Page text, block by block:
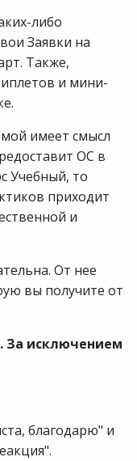
либо
Заявки на
Также,
и мини-
имеет смысл
ОС в
Учебный, то
приходит
и
От нее
вы получите от
За исключением
благодарю" и